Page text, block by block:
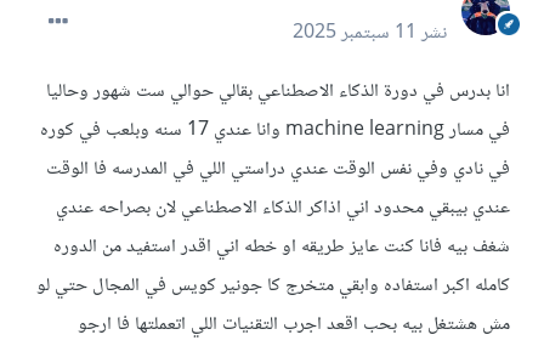
نشر11 سبتمبر 2025
انا بدرس في دورة الذكاء الاصطناعي بقالي حوالي ست شهور وحاليا
في مسار machine learning وانا عندي 17 سنه وبلعب في كوره
في نادي وفي نفس الوقت عندي دراستي اللي في المدرسه فا الوقت
عندي بيبقي محدود اني اذاكر الذكاء الاصطناعي لان بصراحه عندي
شغف بيه فانا كنت عايز طريقه او خطه اني اقدر استفيد من الدوره
كامله اكبر استفاده وابقي متخرج كا جونير كويس في المجال حتي لو
مش هشتغل بيه بحب اقعد اجرب التقنيات اللي اتعملتها فا ارجو